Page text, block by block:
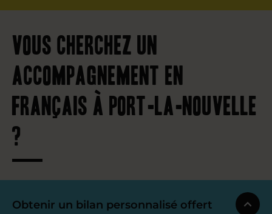
Vous cherchez un
accompagnement en
français à Port-la-Nouvelle
?
Obtenir un bilan personnalisé offert